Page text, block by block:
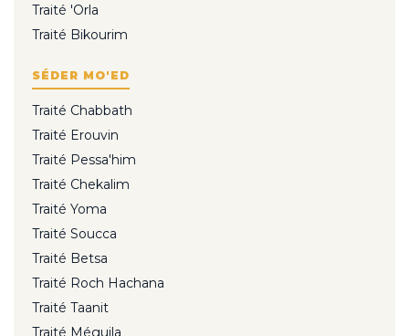
Traité 'Orla
Traité Bikourim
SÉDER MO'ED
Traité Chabbath
Traité Erouvin
Traité Pessa'him
Traité Chekalim
Traité Yoma
Traité Soucca
Traité Betsa
Traité Roch Hachana
Traité Taanit
Traité Méguila